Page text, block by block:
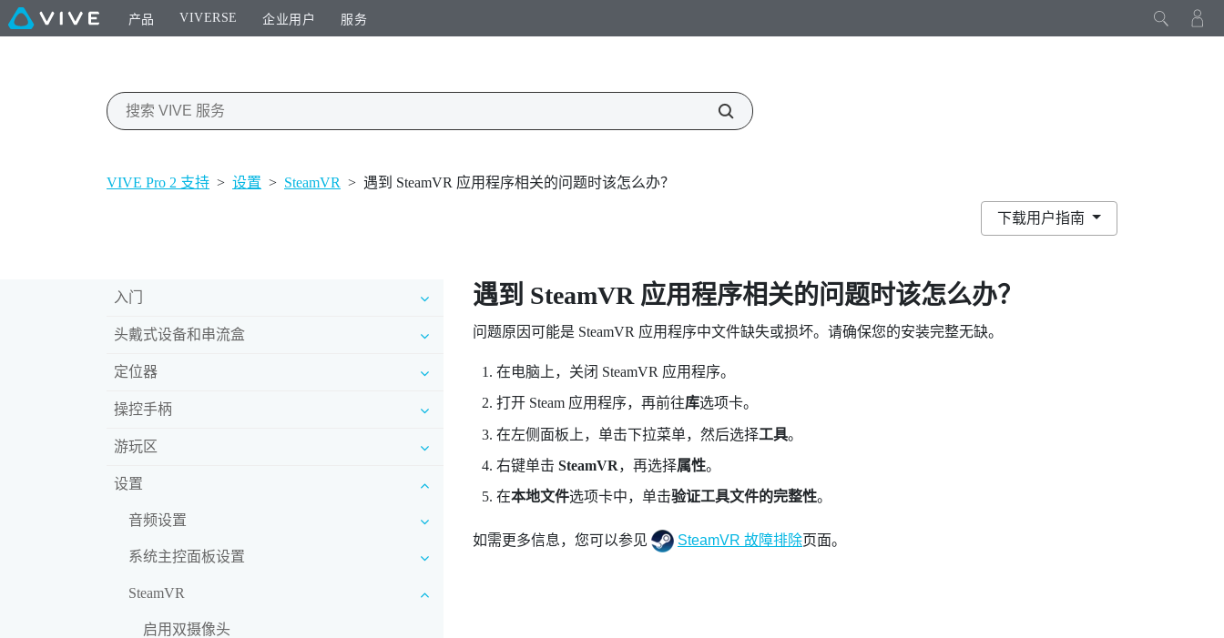
产品 VIVERSE 企业用户 服务
VIVE Pro 2 支持 > 设置 > SteamVR > 遇到 SteamVR 应用程序相关的问题时该怎么办？
下载用户指南
入门
头戴式设备和串流盒
定位器
操控手柄
游玩区
设置
音频设置
系统主控面板设置
SteamVR
启用双摄像头
遇到 SteamVR应用程序相关的问题时该怎么办？
问题原因可能是 SteamVR 应用程序中文件缺失或损坏。请确保您的安装完整无缺。
在电脑上，关闭 SteamVR 应用程序。
打开 Steam应用程序，再前往库选项卡。
在左侧面板上，单击下拉菜单，然后选择工具。
右键单击 SteamVR，再选择属性。
在本地文件选项卡中，单击验证工具文件的完整性。
如需更多信息，您可以参见 SteamVR 故障排除页面。